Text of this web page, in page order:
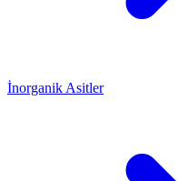
İnorganik Asitler